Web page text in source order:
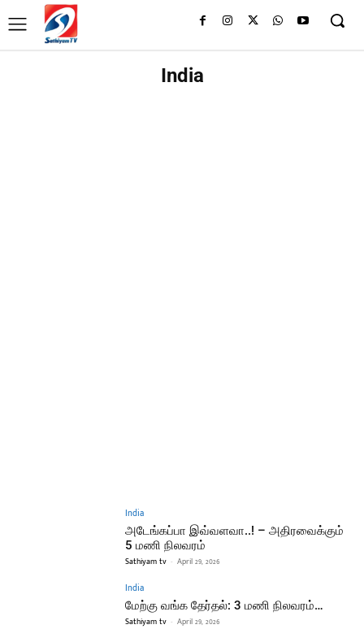
India
India
அடேங்கப்பா இவ்வளவா..! – அதிரவைக்கும்
5 மணி நிலவரம்
Sathiyam tv - April 29, 2026
India
மேற்கு வங்க தேர்தல்: 3 மணி நிலவரம்…
Sathiyam tv - April 29, 2026